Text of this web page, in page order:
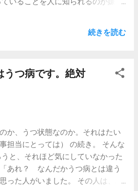
ると。 だから、 「ハローワークに
用できないから...
いうのではない。そんな気持ち
◆ダイソー社長 矢野氏の発言
・ 新しい店舗は社員たちが決めて作
とても、こんな店作りはできませ
と思えた。 その危機感があったか
。 「どんだけネガティブなんだ
がヤバい！ 」より抜粋 個人的に
いかと言われたら 完全にダイソー
んだか明るく楽しく人間らしく働
ゃないですか。 ワタミ会長の発言
違和感を感じていたのですが、な
敬したことは一度もない（共感
も協力してやるより、一人でやっ
真面目さの欠如） 変わろうとしない
はやればできる。やる気がでない
ると感じている（幼稚さ・世間知
め）の中で、「社会人に向いてい
徴をあげていってみました。さす
している人には会ったことないで
します。（自分も含め） 協調性と
に起因する項が多めですね。 あく
続きを読む
うつ病です。絶対
か、うつ状態なのか。それはたい
担当にとっては） の続き。 そんな
と、それほど気にしていなかった
あれ？ なんだかうつ病とは違う
った人がいました。 その人は、診